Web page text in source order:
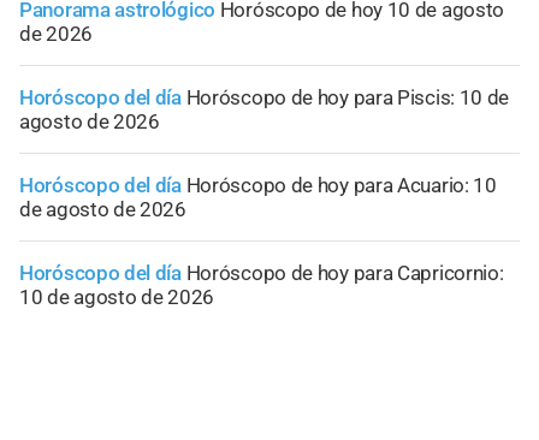
Panorama astrológico Horóscopo de hoy 10 de agosto
de 2026
Horóscopo del día Horóscopo de hoy para Piscis: 10 de
agosto de 2026
Horóscopo del día Horóscopo de hoy para Acuario: 10
de agosto de 2026
Horóscopo del día Horóscopo de hoy para Capricornio:
10 de agosto de 2026